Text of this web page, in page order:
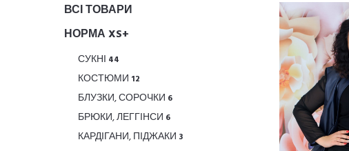
ВСІ ТОВАРИ
НОРМА XS+
СУКНІ 44
КОСТЮМИ 12
БЛУЗКИ, СОРОЧКИ 6
БРЮКИ, ЛЕГГІНСИ 6
КАРДІГАНИ, ПІДЖАКИ 3